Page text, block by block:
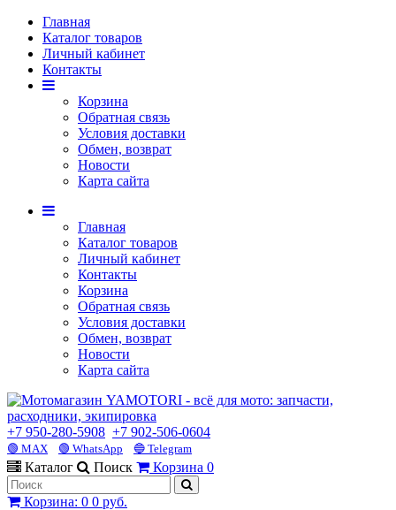
Главная
Каталог товаров
Личный кабинет
Контакты
Корзина
Обратная связь
Условия доставки
Обмен, возврат
Новости
Карта сайта
Главная
Каталог товаров
Личный кабинет
Контакты
Корзина
Обратная связь
Условия доставки
Обмен, возврат
Новости
Карта сайта
+7 950-280-5908 +7 902-506-0604
🟢 MAX 🟢 WhatsApp 🔵 Telegram
Каталог Поиск Корзина 0
Корзина: 0 0 руб.